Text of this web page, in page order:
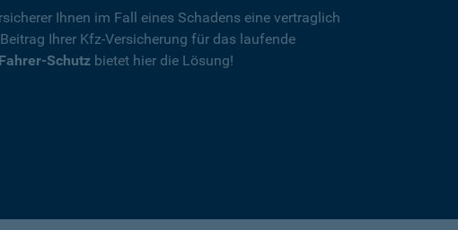
Ihnen im Fall eines Schadens eine vertraglich
Ihrer Kfz-Versicherung für das laufende
Schutz bietet hier die Lösung!